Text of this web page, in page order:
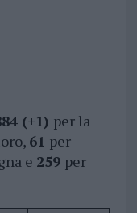
(+1) per la
61 per
e 259 per